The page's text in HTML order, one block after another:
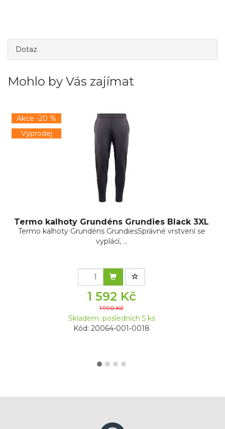
Dotaz
Mohlo by Vás zajímat
Akce -20 %
Výprodej
Termo kalhoty Grundéns Grundies Black 3XL
Termo kalhoty Grundéns GrundiesSprávné vrstvení se
vyplácí, ...
1 592 Kč
1 990 Kč
Skladem: posledních 5 ks
Kód: 20064-001-0018